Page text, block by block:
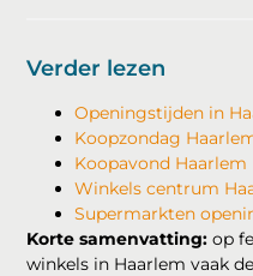
Verder lezen
Openingstijden in
Koopzondag
Koopavond Haarlem
Winkels centrum
Supermarkten
Korte samenvatting: op
winkels in Haarlem vaak